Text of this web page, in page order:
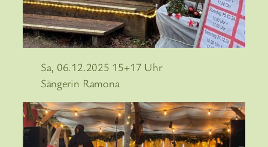
Sa, 06.12.2025 15+17 Uhr
Sängerin Ramona